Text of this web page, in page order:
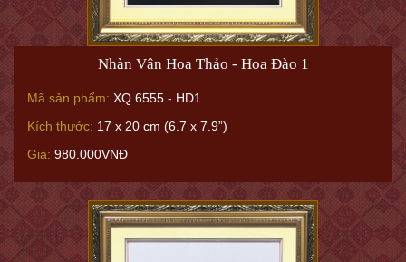
Nhàn Vân Hoa Thảo - Hoa Đào 1
Mã sản phẩm: XQ.6555 - HD1
Kích thước: 17 x 20 cm (6.7 x 7.9”)
Giá: 980.000VNĐ